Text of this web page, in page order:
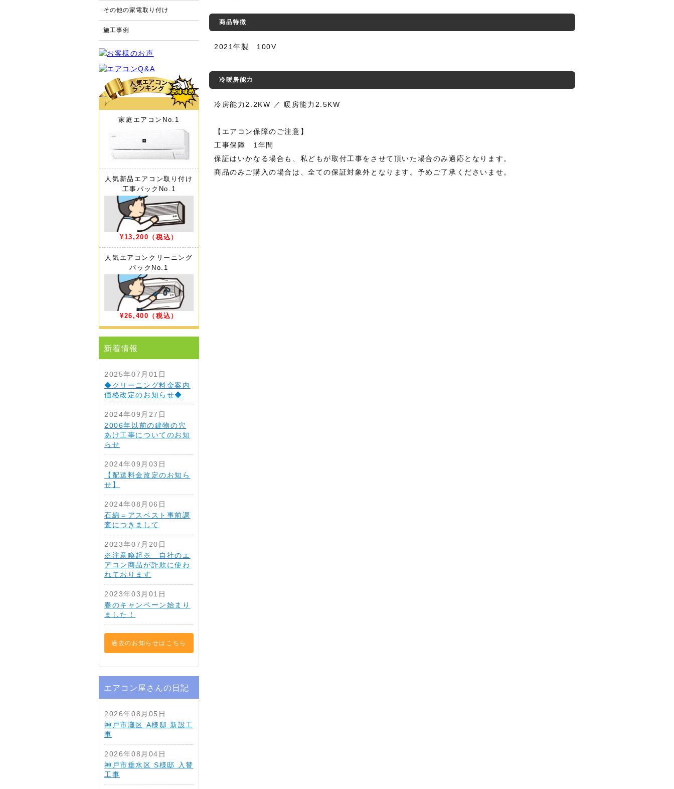
商品特徴
2021年製 100V
冷暖房能力
冷房能力2.2KW ／ 暖房能力2.5KW
【エアコン保障のご注意】
工事保障 1年間
保証はいかなる場合も、私どもが取付工事をさせて頂いた場合のみ適応となります。
商品のみご購入の場合は、全ての保証対象外となります。予めご了承くださいませ。
その他の家電取り付け
施工事例
家庭エアコン No.1
人気新品エアコン取り付け
工事パック No.1
¥13,200 （税込）
人気エアコンクリーニング
パック No.1
¥26,400 （税込）
新着情報
2025年07月01日
◆クリーニング料金案内
価格改定のお知らせ◆
2024年09月27日
2006年以前の建物の穴
あけ工事についてのお知
らせ
2024年09月03日
【配送料金改定のお知ら
せ】
2024年08月06日
石綿＝アスベスト事前調
査につきまして
2023年07月20日
※注意喚起※ 自社のエ
アコン商品が詐欺に使わ
れております
2023年03月01日
春のキャンペーン始まり
ました！
過去のお知らせはこちら
エアコン屋さんの日記
2026年08月05日
神戸市灘区 A様邸 新設工
事
2026年08月04日
神戸市垂水区 S様邸 入替
工事